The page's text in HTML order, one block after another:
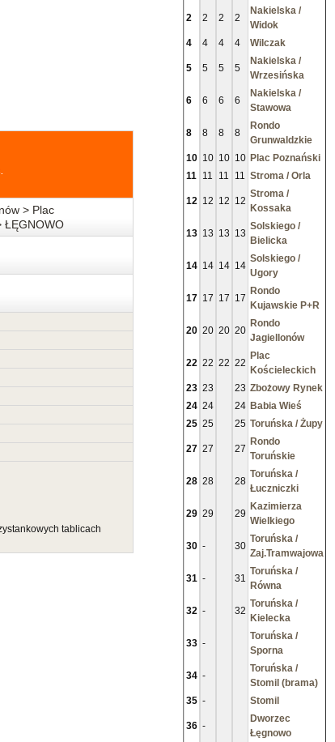
> Plac
ŁĘGNOWO
tablicach
2 2 2 2
Nakielska /
Widok
4
4 4 4 Wilczak
5 5 5 5
Nakielska /
Wrzesińska
6 6 6 6
Nakielska /
Stawowa
8 8 8 8
Rondo
Grunwaldzkie
10 10 10 10 Plac Poznański
11 11 11 11 Stroma / Orla
12 12 12 12
Stroma /
Kossaka
13 13 13 13
Solskiego /
Bielicka
14 14 14 14
Solskiego /
Ugory
17 17 17 17
Rondo
Kujawskie P+R
20 20 20 20
Rondo
Jagiellonów
22 22 22 22
Plac
Kościeleckich
23 23 23 Zbożowy Rynek
24 24 24 Babia Wieś
25 25 25 Toruńska / Żupy
27 27 27
Rondo
Toruńskie
28 28 28
Toruńska /
Łuczniczki
29 29 29
Kazimierza
Wielkiego
30 - 30
Toruńska /
Zaj.Tramwajowa
31 - 31
Toruńska /
Równa
32 - 32
Toruńska /
Kielecka
33 -
Toruńska /
Sporna
34 -
Toruńska /
Stomil (brama)
35 - Stomil
36 -
Dworzec
Łęgnowo